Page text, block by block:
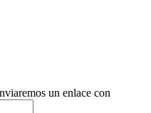
un enlace con